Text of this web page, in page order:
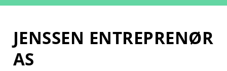
JENSSEN ENTREPRENØR
AS